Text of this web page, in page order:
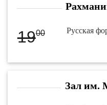
1900 Русская
Зал им.